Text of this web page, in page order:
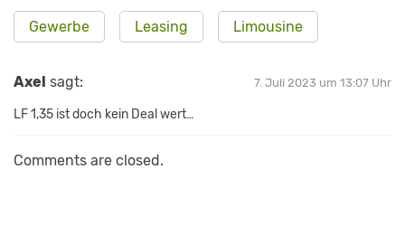
Gewerbe Leasing Limousine
Axel sagt: 7. Juli 2023 um 13:07 Uhr
LF 1,35 ist doch kein Deal wert…
Comments are closed.